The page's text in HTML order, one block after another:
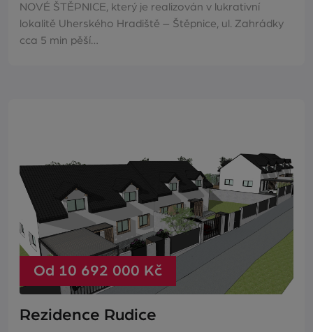
NOVÉ ŠTĚPNICE, který je realizován v lukrativní
lokalitě Uherského Hradiště – Štěpnice, ul. Zahrádky
cca 5 min pěší…
Od 10 692 000 Kč
Rezidence Rudice